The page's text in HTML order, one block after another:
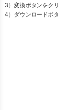
3）変換ボタンをク
4）ダウンロードボ